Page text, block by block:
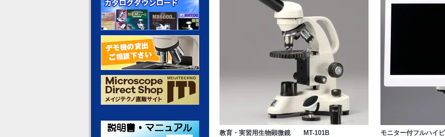
カタログダウンロード
デモ機の貸出 ご相談ください
教育・実習用生物顕微鏡 MT-101B
モニター付フルハ